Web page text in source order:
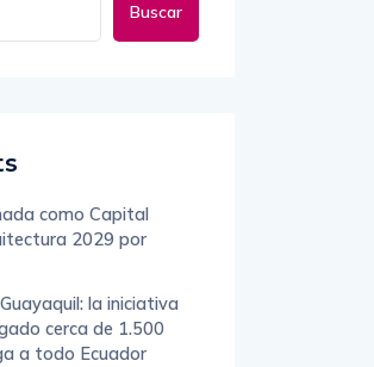
Buscar
como Capital
2029 por
la iniciativa
cerca de 1.500
a todo Ecuador